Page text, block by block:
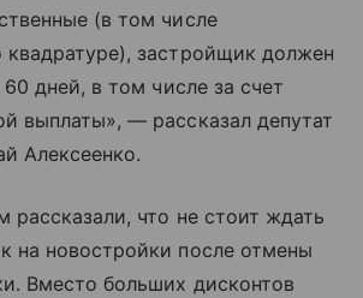
(в том числе
застройщик должен
дней, в том числе за счет
выплаты», — рассказал депутат
Алексеенко.
рассказали, что не стоит ждать
на новостройки после отмены
Вместо больших дисконтов